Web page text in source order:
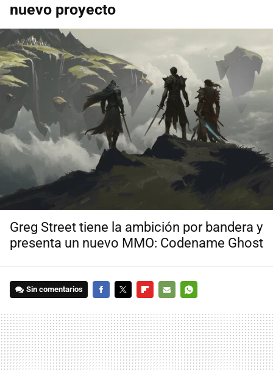
nuevo proyecto
Greg Street tiene la ambición por bandera y
presenta un nuevo MMO: Codename Ghost
Sin comentarios
MAIL